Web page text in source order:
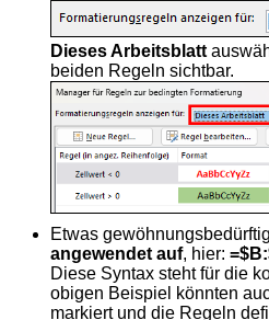
Dieses Arbeitsblatt
beiden Regeln sichtbar.
Etwas
angewendet auf, hier:
Diese Syntax steht für die
obigen Beispiel könnten
markiert und die Regeln